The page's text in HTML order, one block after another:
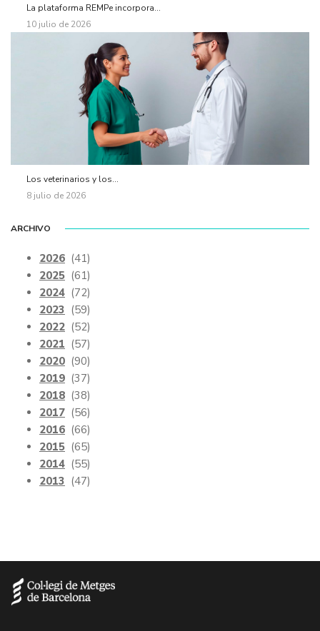
La plataforma REMPe incorpora...
10 julio de 2026
Los veterinarios y los...
8 julio de 2026
ARCHIVO
2026 (41)
2025 (61)
2024 (72)
2023 (59)
2022 (52)
2021 (57)
2020 (90)
2019 (37)
2018 (38)
2017 (56)
2016 (66)
2015 (65)
2014 (55)
2013 (47)